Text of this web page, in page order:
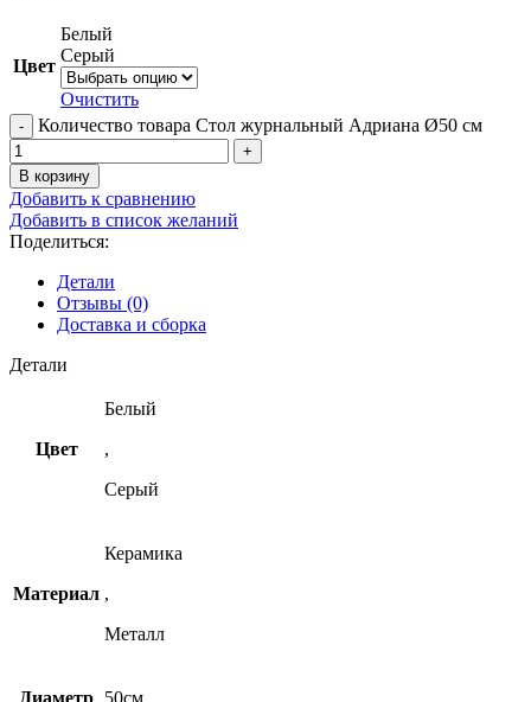
Цвет
Белый
Серый
Очистить
Количество товара Стол журнальный Адриана Ø50 см
В корзину
Добавить к сравнению
Добавить в список желаний
Поделиться:
Детали
Отзывы (0)
Доставка и сборка
Детали
Цвет
Белый
,
Серый
Материал
Керамика
,
Металл
Диаметр 50см